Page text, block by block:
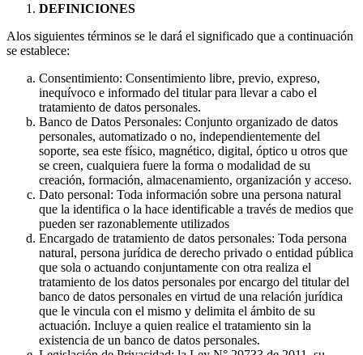
DEFINICIONES
Alos siguientes términos se le dará el significado que a continuación
se establece:
Consentimiento: Consentimiento libre, previo, expreso,
inequívoco e informado del titular para llevar a cabo el
tratamiento de datos personales.
Banco de Datos Personales: Conjunto organizado de datos
personales, automatizado o no, independientemente del
soporte, sea este físico, magnético, digital, óptico u otros que
se creen, cualquiera fuere la forma o modalidad de su
creación, formación, almacenamiento, organización y acceso.
Dato personal: Toda información sobre una persona natural
que la identifica o la hace identificable a través de medios que
pueden ser razonablemente utilizados
Encargado de tratamiento de datos personales: Toda persona
natural, persona jurídica de derecho privado o entidad pública
que sola o actuando conjuntamente con otra realiza el
tratamiento de los datos personales por encargo del titular del
banco de datos personales en virtud de una relación jurídica
que le vincula con el mismo y delimita el ámbito de su
actuación. Incluye a quien realice el tratamiento sin la
existencia de un banco de datos personales.